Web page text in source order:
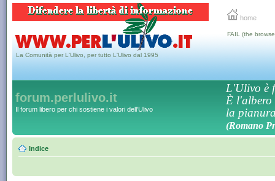
home
La Comunità per L'Ulivo, per tutto L'Ulivo dal 1995
FAIL (the
forum.perlulivo.it
Il forum libero per chi sostiene i valori dell'Ulivo
L'Ulivo è
È l'albero
la
(Romano
Indice